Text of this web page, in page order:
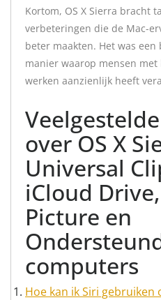
Kortom, OS X Sierra bracht
verbeteringen die de Mac-
beter maakten. Het was
manier waarop mensen
werken aanzienlijk heeft
over OS X
Universal
iCloud
Picture en
computers
Hoe kan ik Siri gebruiken